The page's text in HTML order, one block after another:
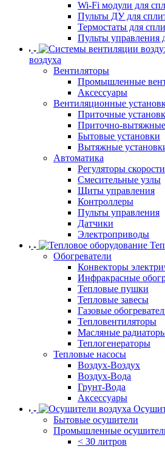
Wi-Fi модули для
Пульты ДУ для
Термостаты для
Пульты управления
воздуха
Вентиляторы
Промышленные
Аксессуары
Вентиляционные
Приточные
Приточно-вытяжные
Бытовые установки
Вытяжные
Автоматика
Регуляторы скорости
Смесительные узлы
Щиты управления
Контроллеры
Пульты управления
Датчики
Электроприводы
Обогреватели
Конвекторы
Инфракрасные
Тепловые пушки
Тепловые завесы
Газовые
Тепловентиляторы
Масляные
Теплогенераторы
Тепловые насосы
Воздух-Воздух
Воздух-Вода
Грунт-Вода
Аксессуары
Бытовые осушители
Промышленные
< 30 литров